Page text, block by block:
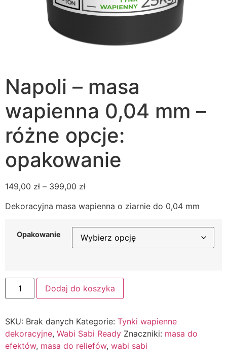
Napoli – masa
wapienna 0,04 mm –
różne opcje:
opakowanie
149,00 zł – 399,00 zł
Dekoracyjna masa wapienna o ziarnie do 0,04 mm
Opakowanie
Dodaj do koszyka
SKU: Brak danych Kategorie: Tynki wapienne
dekoracyjne, Wabi Sabi Ready Znaczniki: masa do
efektów, masa do reliefów, wabi sabi